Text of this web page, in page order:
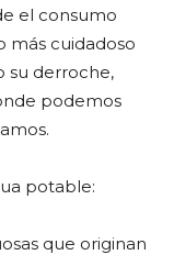
el consumo
más cuidadoso
su derroche,
podemos
potable:
que originan